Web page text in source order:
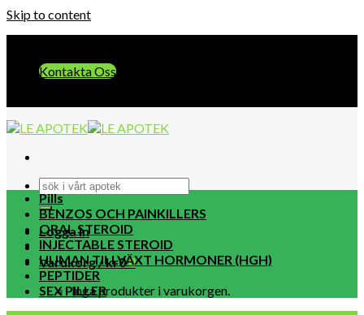
Skip to content
Kontakta Oss
Logga in
Varukorg /kr00
Inga produkter i varukorgen.
Pills
BENZOS OCH PAINKILLERS
ORAL STEROID
INJECTABLE STEROID
HUMAN TILLVÄXT HORMONER (HGH)
PEPTIDER
SEX PILLER